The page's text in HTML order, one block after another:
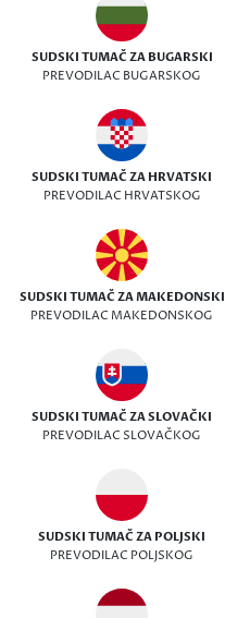
SUDSKI TUMAČ ZA BUGARSKI
PREVODILAC BUGARSKOG
SUDSKI TUMAČ ZA HRVATSKI
PREVODILAC HRVATSKOG
SUDSKI TUMAČ ZA MAKEDONSKI
PREVODILAC MAKEDONSKOG
SUDSKI TUMAČ ZA SLOVAČKI
PREVODILAC SLOVAČKOG
SUDSKI TUMAČ ZA POLJSKI
PREVODILAC POLJSKOG